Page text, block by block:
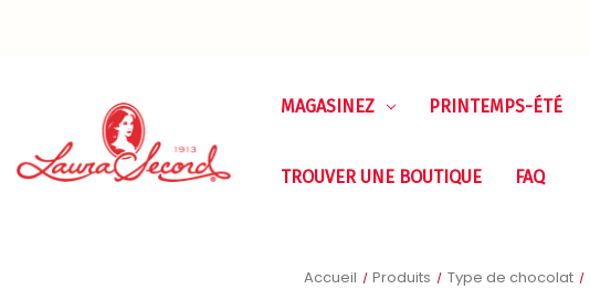
MAGASINEZ PRINTEMPS-ÉTÉ
TROUVER UNE BOUTIQUE FAQ
Accueil Produits Type de chocolat